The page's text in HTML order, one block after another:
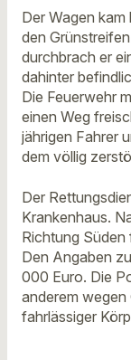
Der Wagen kam
den
durchbrach er
dahinter
Die Feuerwehr
einen Weg
jährigen Fahrer
dem völlig
Der
Krankenhaus.
Richtung Süden
Den Angaben
000 Euro. Die
anderem
fahrlässiger